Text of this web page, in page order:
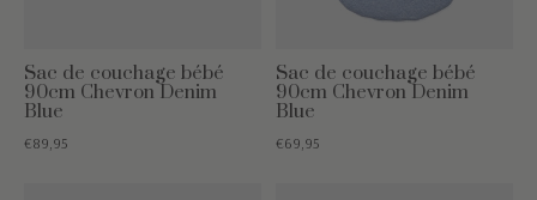
Sac de couchage bébé
90cm Chevron Denim
Blue
€89,95
Sac de couchage bébé
90cm Chevron Denim
Blue
€69,95